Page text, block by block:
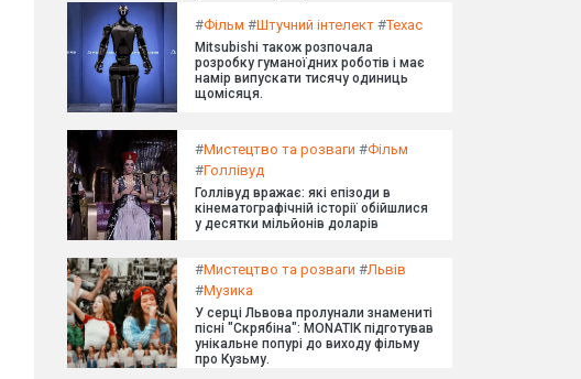
#Фільм #Штучний інтелект #Техас
Mitsubishi також розпочала
розробку гуманоїдних роботів і має
намір випускати тисячу одиниць
щомісяця.
#Мистецтво та розваги #Фільм
#Голлівуд
Голлівуд вражає: які епізоди в
кінематографічній історії обійшлися
у десятки мільйонів доларів
#Мистецтво та розваги #Львів
#Музика
У серці Львова пролунали знамениті
пісні "Скрябіна": MONATIK підготував
унікальне попурі до виходу фільму
про Кузьму.